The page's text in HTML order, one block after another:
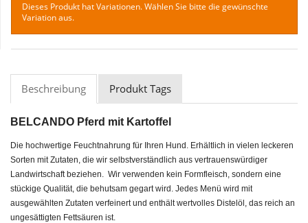
Dieses Produkt hat Variationen. Wählen Sie bitte die gewünschte
Variation aus.
Beschreibung Produkt Tags
BELCANDO Pferd mit Kartoffel
Die hochwertige Feuchtnahrung für Ihren Hund. Erhältlich in vielen leckeren
Sorten mit Zutaten, die wir selbstverständlich aus vertrauenswürdiger
Landwirtschaft beziehen. Wir verwenden kein Formfleisch, sondern eine
stückige Qualität, die behutsam gegart wird. Jedes Menü wird mit
ausgewählten Zutaten verfeinert und enthält wertvolles Distelöl, das reich an
ungesättigten Fettsäuren ist.